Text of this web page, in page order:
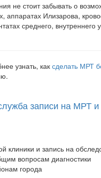
не стоит забывать о
аппаратах Илизарова,
среднего,
узнать, как сделать МРТ
записи на МРТ
клиники и запись на
вопросам диагностики
города